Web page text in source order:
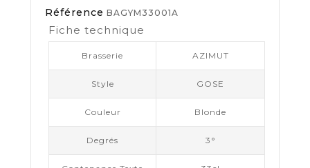
Référence BAGYM33001A
Fiche technique
Brasserie AZIMUT
Style GOSE
Couleur Blonde
Degrés 3°